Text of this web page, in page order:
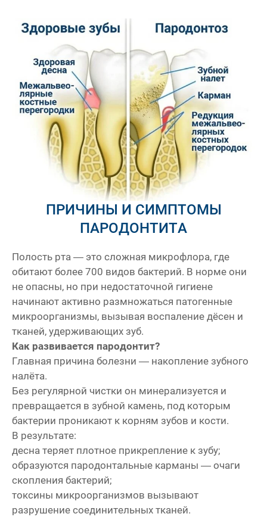
ПРИЧИНЫ И СИМПТОМЫ
ПАРОДОНТИТА
Полость рта — это сложная микрофлора, где
обитают более 700 видов бактерий. В норме они
не опасны, но при недостаточной гигиене
начинают активно размножаться патогенные
микроорганизмы, вызывая воспаление дёсен и
тканей, удерживающих зуб.
Как развивается пародонтит?
Главная причина болезни — накопление зубного
налёта.
Без регулярной чистки он минерализуется и
превращается в зубной камень, под которым
бактерии проникают к корням зубов и кости.
В результате:
десна теряет плотное прикрепление к зубу;
образуются пародонтальные карманы — очаги
скопления бактерий;
токсины микроорганизмов вызывают
разрушение соединительных тканей.